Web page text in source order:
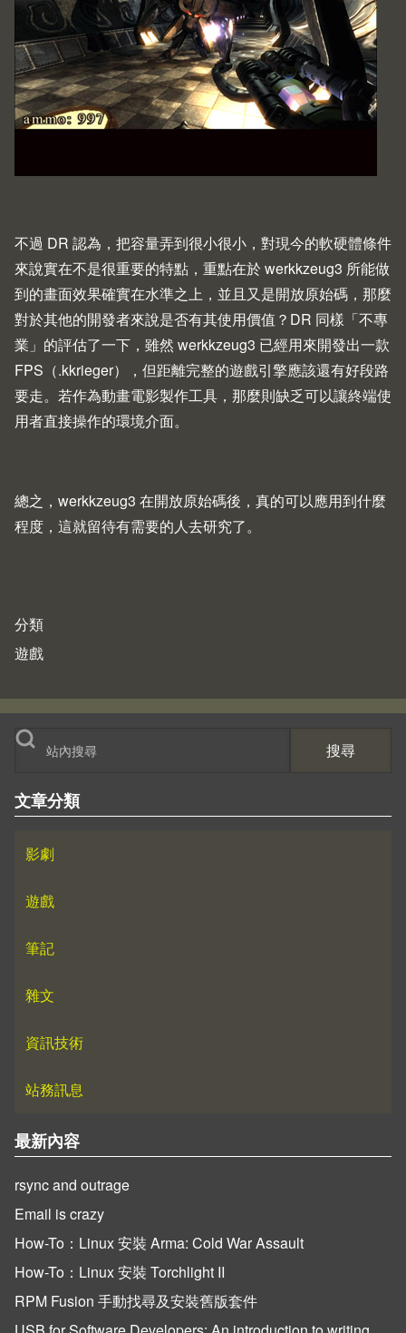
搜尋
文章分類
影劇
遊戲
筆記
雜文
資訊技術
站務訊息
最新內容
rsync and outrage
Email is crazy
How-To：Linux 安裝 Arma: Cold War Assault
How-To：Linux 安裝 Torchlight II
RPM Fusion 手動找尋及安裝舊版套件
不過 DR 認為，把容量弄到很小很小，對現今的軟硬體條件
來說實在不是很重要的特點，重點在於 werkkzeug3 所能做
到的畫面效果確實在水準之上，並且又是開放原始碼，那麼
對於其他的開發者來說是否有其使用價值？DR 同樣「不專
業」的評估了一下，雖然 werkkzeug3 已經用來開發出一款
FPS（.kkrieger），但距離完整的遊戲引擎應該還有好段路
要走。若作為動畫電影製作工具，那麼則缺乏可以讓終端使
用者直接操作的環境介面。
總之，werkkzeug3 在開放原始碼後，真的可以應用到什麼
程度，這就留待有需要的人去研究了。
分類
遊戲